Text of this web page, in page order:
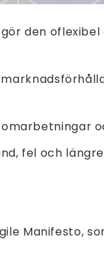
den
fel och
Manifesto,